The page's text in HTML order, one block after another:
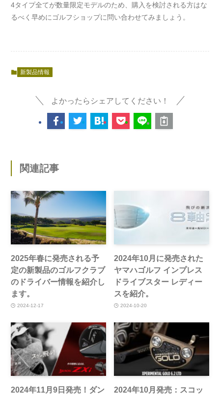
4タイプ全てが数量限定モデルのため、購入を検討される方はな
るべく早めにゴルフショップに問い合わせてみましょう。
新製品情報
よかったらシェアしてください！
関連記事
2025年春に発売される予
定の新製品のゴルフクラブ
のドライバー情報を紹介し
ます。
2024-12-17
2024年10月に発売された
ヤマハゴルフ インプレス
ドライブスター レディー
スを紹介。
2024-10-20
2024年11月9日発売！ダン
2024年10月発売：スコッ